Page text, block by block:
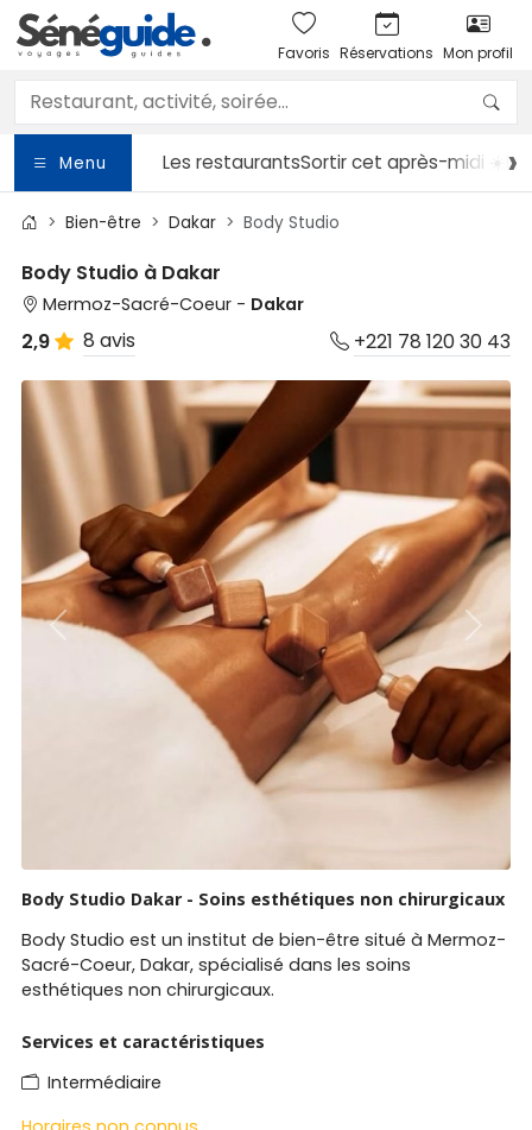
Favoris Réservations Mon profil
Menu Les restaurantsSortircet après-midi ☀️
Bien-être Dakar Body Studio
Body Studio à Dakar
Mermoz-Sacré-Coeur - Dakar
2,9 8 avis +221 78 120 30 43
Previous Next
Body Studio Dakar - Soins esthétiques non chirurgicaux
Body Studio est un institut de bien-être situé à Mermoz-
Sacré-Coeur, Dakar, spécialisé dans les soins
esthétiques non chirurgicaux.
Services et caractéristiques
Intermédiaire